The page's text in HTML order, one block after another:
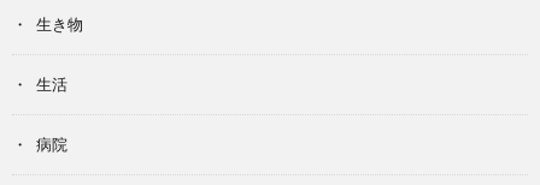
生き物
生活
病院